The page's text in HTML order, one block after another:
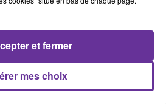
"محمد السادس" بمراكش،
الزلزال والرئيس الفرنسي يجدد
mes choix
et fermer